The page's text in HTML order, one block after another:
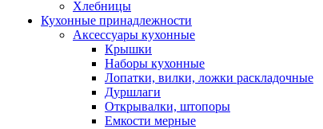
Хлебницы
Кухонные принадлежности
Аксессуары кухонные
Крышки
Наборы кухонные
Лопатки, вилки, ложки раскладочные
Дуршлаги
Открывалки, штопоры
Емкости мерные